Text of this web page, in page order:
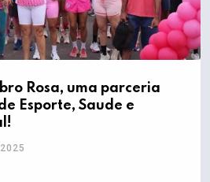
Rosa, uma parceria
Esporte, Saude e